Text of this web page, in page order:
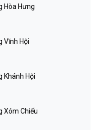
Hòa Hưng
Vĩnh Hội
Khánh Hội
Xóm Chiếu